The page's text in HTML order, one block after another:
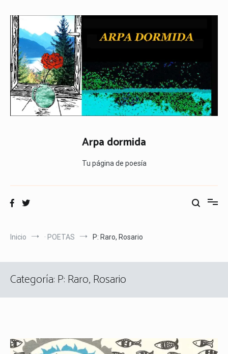
contenido
Arpa dormida
Tu página de poesía
Inicio · POETAS P: Raro, Rosario
Categoría:P: Raro, Rosario